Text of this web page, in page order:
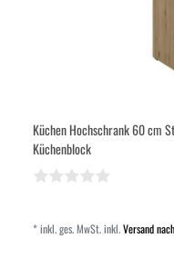
Küchen Hochschrank 60 cm
Küchenblock
*inkl. ges. MwSt.inkl.Versand